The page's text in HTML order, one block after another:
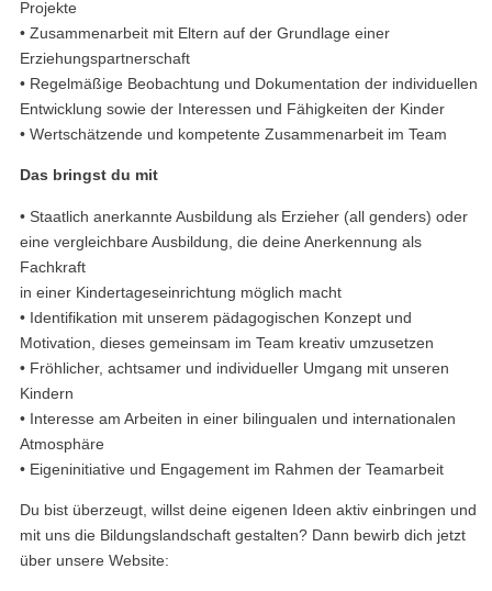
Projekte
• Zusammenarbeit mit Eltern auf der Grundlage einer
Erziehungspartnerschaft
• Regelmäßige Beobachtung und Dokumentation der individuellen
Entwicklung sowie der Interessen und Fähigkeiten der Kinder
• Wertschätzende und kompetente Zusammenarbeit im Team
Das bringst du mit
• Staatlich anerkannte Ausbildung als Erzieher (all genders) oder
eine vergleichbare Ausbildung, die deine Anerkennung als
Fachkraft
in einer Kindertageseinrichtung möglich macht
• Identifikation mit unserem pädagogischen Konzept und
Motivation, dieses gemeinsam im Team kreativ umzusetzen
• Fröhlicher, achtsamer und individueller Umgang mit unseren
Kindern
• Interesse am Arbeiten in einer bilingualen und internationalen
Atmosphäre
• Eigeninitiative und Engagement im Rahmen der Teamarbeit
Du bist überzeugt, willst deine eigenen Ideen aktiv einbringen und
mit uns die Bildungslandschaft gestalten? Dann bewirb dich jetzt
über unsere Website: